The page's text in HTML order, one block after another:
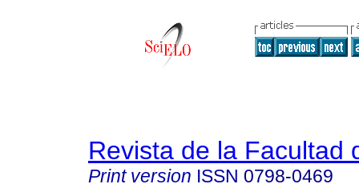
Revista de la Facultad
Print version ISSN 0798-0469